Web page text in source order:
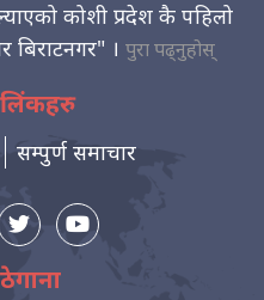
कोशी प्रदेश कै पहिलो
। पुरा पढ्नुहोस्
सम्पुर्ण समाचार